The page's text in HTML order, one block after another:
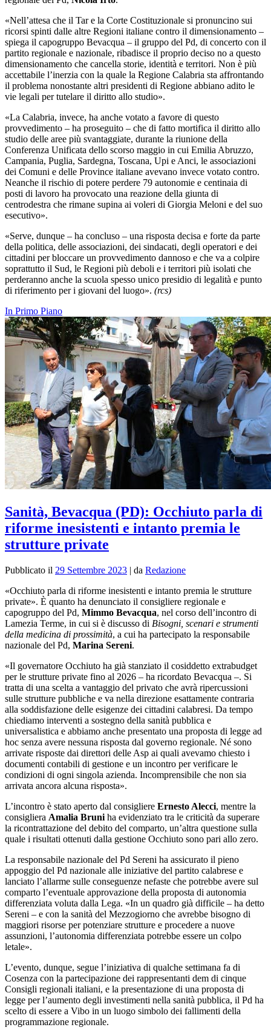
«Nell’attesa che il Tar e la Corte Costituzionale si pronuncino sui
ricorsi spinti dalle altre Regioni italiane contro il dimensionamento –
spiega il capogruppo Bevacqua – il gruppo del Pd, di concerto con il
partito regionale e nazionale, ribadisce il proprio deciso no a questo
dimensionamento che cancella storie, identità e territori. Non è più
accettabile l’inerzia con la quale la Regione Calabria sta affrontando
il problema nonostante altri presidenti di Regione abbiano adito le
vie legali per tutelare il diritto allo studio».
«La Calabria, invece, ha anche votato a favore di questo
provvedimento – ha proseguito – che di fatto mortifica il diritto allo
studio delle aree più svantaggiate, durante la riunione della
Conferenza Unificata dello scorso maggio in cui Emilia Abruzzo,
Campania, Puglia, Sardegna, Toscana, Upi e Anci, le associazioni
dei Comuni e delle Province italiane avevano invece votato contro.
Neanche il rischio di potere perdere 79 autonomie e centinaia di
posti di lavoro ha provocato una reazione della giunta di
centrodestra che rimane supina ai voleri di Giorgia Meloni e del suo
esecutivo».
«Serve, dunque – ha concluso – una risposta decisa e forte da parte
della politica, delle associazioni, dei sindacati, degli operatori e dei
cittadini per bloccare un provvedimento dannoso e che va a colpire
soprattutto il Sud, le Regioni più deboli e i territori più isolati che
perderanno anche la scuola spesso unico presidio di legalità e punto
di riferimento per i giovani del luogo». (rcs)
In Primo Piano
Sanità, Bevacqua (PD): Occhiuto parla di
riforme inesistenti e intanto premia le
strutture private
Pubblicato il 29 Settembre 2023 | da Redazione
«Occhiuto parla di riforme inesistenti e intanto premia le strutture
private». È quanto ha denunciato il consigliere regionale e
capogruppo del Pd, Mimmo Bevacqua, nel corso dell’incontro di
Lamezia Terme, in cui si è discusso di Bisogni, scenari e strumenti
della medicina di prossimità, a cui ha partecipato la responsabile
nazionale del Pd, Marina Sereni.
«Il governatore Occhiuto ha già stanziato il cosiddetto extrabudget
per le strutture private fino al 2026 – ha ricordato Bevacqua –. Si
tratta di una scelta a vantaggio del privato che avrà ripercussioni
sulle strutture pubbliche e va nella direzione esattamente contraria
alla soddisfazione delle esigenze dei cittadini calabresi. Da tempo
chiediamo interventi a sostegno della sanità pubblica e
universalistica e abbiamo anche presentato una proposta di legge ad
hoc senza avere nessuna risposta dal governo regionale. Né sono
arrivate risposte dai direttori delle Asp ai quali avevamo chiesto i
documenti contabili di gestione e un incontro per verificare le
condizioni di ogni singola azienda. Incomprensibile che non sia
arrivata ancora alcuna risposta».
L’incontro è stato aperto dal consigliere Ernesto Alecci, mentre la
consigliera Amalia Bruni ha evidenziato tra le criticità da superare
la ricontrattazione del debito del comparto, un’altra questione sulla
quale i risultati ottenuti dalla gestione Occhiuto sono pari allo zero.
La responsabile nazionale del Pd Sereni ha assicurato il pieno
appoggio del Pd nazionale alle iniziative del partito calabrese e
lanciato l’allarme sulle conseguenze nefaste che potrebbe avere sul
comparto l’eventuale approvazione della proposta di autonomia
differenziata voluta dalla Lega. «In un quadro già difficile – ha detto
Sereni – e con la sanità del Mezzogiorno che avrebbe bisogno di
maggiori risorse per potenziare strutture e procedere a nuove
assunzioni, l’autonomia differenziata potrebbe essere un colpo
letale».
L’evento, dunque, segue l’iniziativa di qualche settimana fa di
Cosenza con la partecipazione dei rappresentanti dem di cinque
Consigli regionali italiani, e la presentazione di una proposta di
legge per l’aumento degli investimenti nella sanità pubblica, il Pd ha
scelto di essere a Vibo in un luogo simbolo dei fallimenti della
programmazione regionale.